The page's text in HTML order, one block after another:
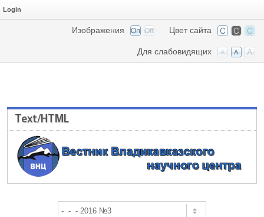
Login
Цвет сайта
Изображения
Для слабовидящих
Text/HTML